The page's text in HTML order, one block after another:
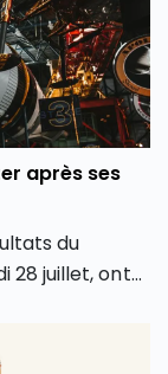
en Bourse et
des
après ses
du
28 juillet, ont
le groupe